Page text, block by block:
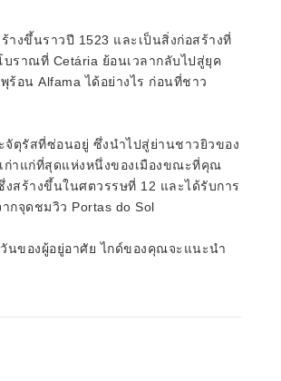
างขึ้นราวปี 1523 และเป็นสิ่งก่อสร้างที่
ราณที่ Cetária ย้อนเวลากลับไปสู่ยุค
อน Alfama ได้อย่างไร ก่อนที่ชาว
ตุรัสที่ซ่อนอยู่ ซึ่งนำไปสู่ย่านชาวยิวของ
ก่าแก่ที่สุดแห่งหนึ่งของเมืองขณะที่คุณ
สร้างขึ้นในศตวรรษที่ 12 และได้รับการ
กจุดชมวิว Portas do Sol
นของผู้อยู่อาศัย ไกด์ของคุณจะแนะนำ